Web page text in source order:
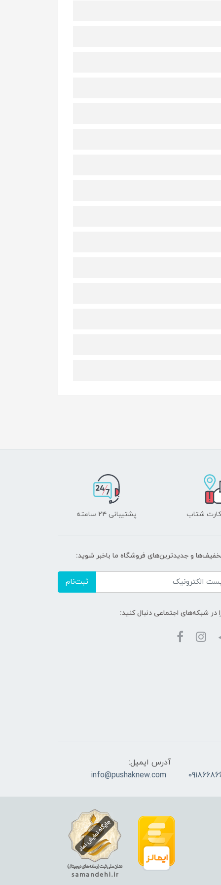
کارت شتاب پشتیبانی ۲۴ ساعته
و جدیدترین‌های فروشگاه ما باخبر شوید:
ثبت‌نام
در شبکه‌های اجتماعی دنبال کنید:
آدرس ایمیل:
info@pushaknew.com